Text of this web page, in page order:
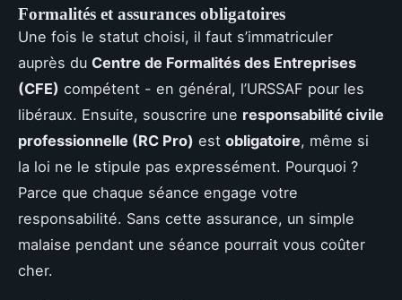
Formalités et assurances obligatoires
Une fois le statut choisi, il faut s’immatriculer
auprès du Centre de Formalités des Entreprises
(CFE) compétent - en général, l’URSSAF pour les
libéraux. Ensuite, souscrire une responsabilité civile
professionnelle (RC Pro) est obligatoire, même si
la loi ne le stipule pas expressément. Pourquoi ?
Parce que chaque séance engage votre
responsabilité. Sans cette assurance, un simple
malaise pendant une séance pourrait vous coûter
cher.